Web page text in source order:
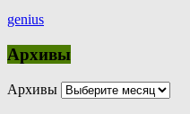
genius
Архивы
Архивы